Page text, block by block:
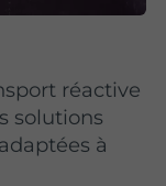
réactive
solutions
à